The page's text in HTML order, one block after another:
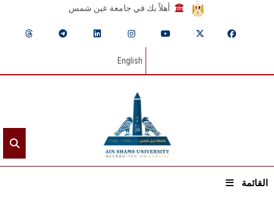
أهلاً بك في جامعة عين شمس
English
القائمة